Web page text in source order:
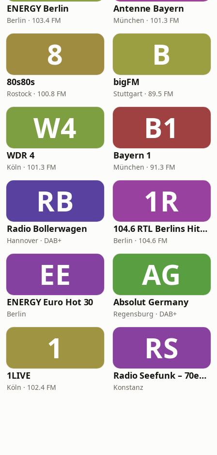
ENERGY Berlin
Berlin · 103.4 FM
Antenne Bayern
München · 101.3 FM
8
80s80s
Rostock · 100.8 FM
B
bigFM
Stuttgart · 89.5 FM
W4
WDR 4
Köln · 101.3 FM
B1
Bayern 1
München · 91.3 FM
RB
Radio Bollerwagen
Hannover · DAB+
1R
104.6 RTL Berlins Hitradio
Berlin · 104.6 FM
EE
ENERGY Euro Hot 30
Berlin
AG
Absolut Germany
Regensburg · DAB+
1
1LIVE
Köln · 102.4 FM
RS
Radio Seefunk – 70er pur
Konstanz